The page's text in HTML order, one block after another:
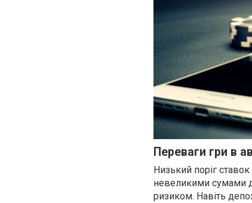
Переваги гри в
Низький поріг
невеликими сумами
ризиком. Навіть